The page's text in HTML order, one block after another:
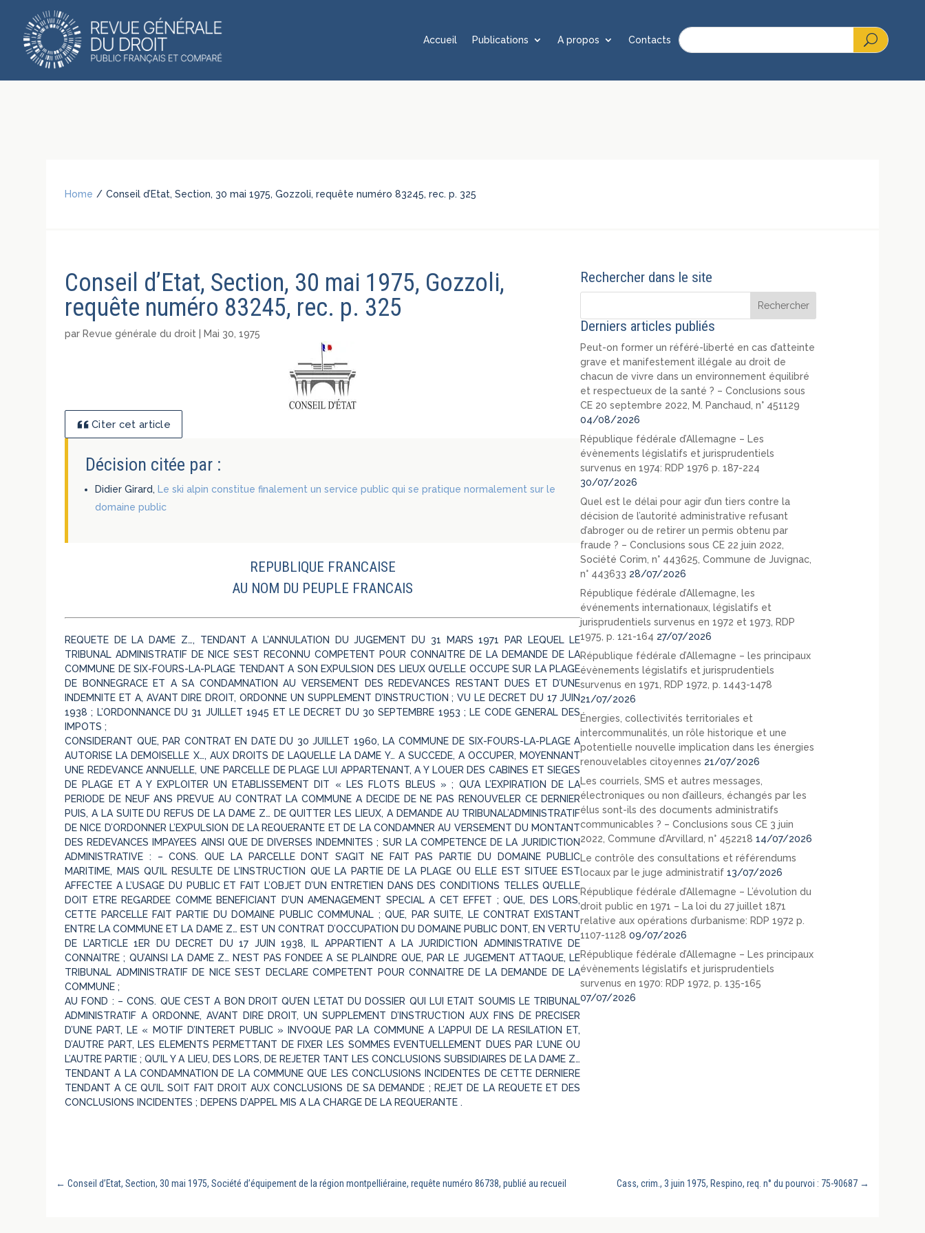
Accueil Publications A propos Contacts
Home / Conseil d’Etat, Section, 30 mai 1975, Gozzoli, requête numéro 83245, rec. p. 325
Conseil d’Etat, Section, 30 mai 1975, Gozzoli,
requête numéro 83245, rec. p. 325
par Revue générale du droit Mai 30, 1975
Citer cet article
Décision citée par :
Didier Girard, Le ski alpin constitue finalement un service public qui se pratique normalement sur le
domaine public
REPUBLIQUE FRANCAISE
AU NOM DU PEUPLE FRANCAIS
REQUETE DE LA DAME Z…, TENDANT A L’ANNULATION DU JUGEMENT DU 31 MARS 1971 PAR LEQUEL LE
TRIBUNAL ADMINISTRATIF DE NICE S’EST RECONNU COMPETENT POUR CONNAITRE DE LA DEMANDE DE LA
COMMUNE DE SIX-FOURS-LA-PLAGE TENDANT A SON EXPULSION DES LIEUX QU’ELLE OCCUPE SUR LA PLAGE
DE BONNEGRACE ET A SA CONDAMNATION AU VERSEMENT DES REDEVANCES RESTANT DUES ET D’UNE
INDEMNITE ET A, AVANT DIRE DROIT, ORDONNE UN SUPPLEMENT D’INSTRUCTION ; VU LE DECRET DU 17 JUIN
1938 ; L’ORDONNANCE DU 31 JUILLET 1945 ET LE DECRET DU 30 SEPTEMBRE 1953 ; LE CODE GENERAL DES
IMPOTS ;
CONSIDERANT QUE, PAR CONTRAT EN DATE DU 30 JUILLET 1960, LA COMMUNE DE SIX-FOURS-LA-PLAGE A
AUTORISE LA DEMOISELLE X…, AUX DROITS DE LAQUELLE LA DAME Y… A SUCCEDE, A OCCUPER, MOYENNANT
UNE REDEVANCE ANNUELLE, UNE PARCELLE DE PLAGE LUI APPARTENANT, A Y LOUER DES CABINES ET SIEGES
DE PLAGE ET A Y EXPLOITER UN ETABLISSEMENT DIT « LES FLOTS BLEUS » ; QU’A L’EXPIRATION DE LA
PERIODE DE NEUF ANS PREVUE AU CONTRAT LA COMMUNE A DECIDE DE NE PAS RENOUVELER CE DERNIER
PUIS, A LA SUITE DU REFUS DE LA DAME Z… DE QUITTER LES LIEUX, A DEMANDE AU TRIBUNAL’ADMINISTRATIF
DE NICE D’ORDONNER L’EXPULSION DE LA REQUERANTE ET DE LA CONDAMNER AU VERSEMENT DU MONTANT
DES REDEVANCES IMPAYEES AINSI QUE DE DIVERSES INDEMNITES ; SUR LA COMPETENCE DE LA JURIDICTION
ADMINISTRATIVE : – CONS. QUE LA PARCELLE DONT S’AGIT NE FAIT PAS PARTIE DU DOMAINE PUBLIC
MARITIME, MAIS QU’IL RESULTE DE L’INSTRUCTION QUE LA PARTIE DE LA PLAGE OU ELLE EST SITUEE EST
AFFECTEE A L’USAGE DU PUBLIC ET FAIT L’OBJET D’UN ENTRETIEN DANS DES CONDITIONS TELLES QU’ELLE
DOIT ETRE REGARDEE COMME BENEFICIANT D’UN AMENAGEMENT SPECIAL A CET EFFET ; QUE, DES LORS,
CETTE PARCELLE FAIT PARTIE DU DOMAINE PUBLIC COMMUNAL ; QUE, PAR SUITE, LE CONTRAT EXISTANT
ENTRE LA COMMUNE ET LA DAME Z… EST UN CONTRAT D’OCCUPATION DU DOMAINE PUBLIC DONT, EN VERTU
DE L’ARTICLE 1ER DU DECRET DU 17 JUIN 1938, IL APPARTIENT A LA JURIDICTION ADMINISTRATIVE DE
CONNAITRE ; QU’AINSI LA DAME Z… N’EST PAS FONDEE A SE PLAINDRE QUE, PAR LE JUGEMENT ATTAQUE, LE
TRIBUNAL ADMINISTRATIF DE NICE S’EST DECLARE COMPETENT POUR CONNAITRE DE LA DEMANDE DE LA
COMMUNE ;
AU FOND : – CONS. QUE C’EST A BON DROIT QU’EN L’ETAT DU DOSSIER QUI LUI ETAIT SOUMIS LE TRIBUNAL
ADMINISTRATIF A ORDONNE, AVANT DIRE DROIT, UN SUPPLEMENT D’INSTRUCTION AUX FINS DE PRECISER
D’UNE PART, LE « MOTIF D’INTERET PUBLIC » INVOQUE PAR LA COMMUNE A L’APPUI DE LA RESILATION ET,
D’AUTRE PART, LES ELEMENTS PERMETTANT DE FIXER LES SOMMES EVENTUELLEMENT DUES PAR L’UNE OU
L’AUTRE PARTIE ; QU’IL Y A LIEU, DES LORS, DE REJETER TANT LES CONCLUSIONS SUBSIDIAIRES DE LA DAME Z…
TENDANT A LA CONDAMNATION DE LA COMMUNE QUE LES CONCLUSIONS INCIDENTES DE CETTE DERNIERE
TENDANT A CE QU’IL SOIT FAIT DROIT AUX CONCLUSIONS DE SA DEMANDE ; REJET DE LA REQUETE ET DES
CONCLUSIONS INCIDENTES ; DEPENS D’APPEL MIS A LA CHARGE DE LA REQUERANTE .
Rechercher dans le site
Derniers articles publiés
Peut-on former un référé-liberté en cas d’atteinte
grave et manifestement illégale au droit de
chacun de vivre dans un environnement équilibré
et respectueux de la santé ? – Conclusions sous
CE 20 septembre 2022, M. Panchaud, n° 451129
04/08/2026
République fédérale d’Allemagne – Les
évènements législatifs et jurisprudentiels
survenus en 1974: RDP 1976 p. 187-224
30/07/2026
Quel est le délai pour agir d’un tiers contre la
décision de l’autorité administrative refusant
d’abroger ou de retirer un permis obtenu par
fraude ? – Conclusions sous CE 22 juin 2022,
Société Corim, n° 443625, Commune de Juvignac,
n° 443633 28/07/2026
République fédérale d’Allemagne, les
événements internationaux, législatifs et
jurisprudentiels survenus en 1972 et 1973, RDP
1975, p. 121-164 27/07/2026
République fédérale d’Allemagne – les principaux
évènements législatifs et jurisprudentiels
survenus en 1971, RDP 1972, p. 1443-1478
21/07/2026
Énergies, collectivités territoriales et
intercommunalités, un rôle historique et une
potentielle nouvelle implication dans les énergies
renouvelables citoyennes 21/07/2026
Les courriels, SMS et autres messages,
électroniques ou non d’ailleurs, échangés par les
élus sont-ils des documents administratifs
communicables ? – Conclusions sous CE 3 juin
2022, Commune d’Arvillard, n° 452218 14/07/2026
Le contrôle des consultations et référendums
locaux par le juge administratif 13/07/2026
République fédérale d’Allemagne – L’évolution du
droit public en 1971 – La loi du 27 juillet 1871
relative aux opérations d’urbanisme: RDP 1972 p.
1107-1128 09/07/2026
République fédérale d’Allemagne – Les principaux
évènements législatifs et jurisprudentiels
survenus en 1970: RDP 1972, p. 135-165
07/07/2026
← Conseil d’Etat, Section, 30 mai 1975, Société d’équipement de la région montpelliéraine, requête numéro 86738, publié au recueil Cass, crim., 3 juin 1975, Respino, req. n° du pourvoi : 75-90687 →